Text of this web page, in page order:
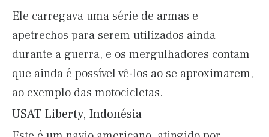
Ele carregava uma série de armas e
apetrechos para serem utilizados ainda
durante a guerra, e os mergulhadores contam
que ainda é possível vê-los ao se aproximarem,
ao exemplo das motocicletas.
USAT Liberty, Indonésia